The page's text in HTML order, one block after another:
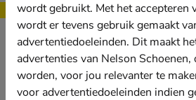
Salewordt gebruikt. Met het accepteren
wordt er tevens gebruik gemaakt
advertentiedoeleinden. Dit maakt
advertenties van Nelson
worden, voor jou relevanter te
voor advertentiedoeleinden indien